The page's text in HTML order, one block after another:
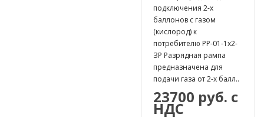
подключения 2-х
баллонов с газом
(кислород) к
потребителю РР-01-1х2-
ЗР Разрядная рампа
предназначена для
подачи газа от 2-х балл..
23700 руб. с
НДС